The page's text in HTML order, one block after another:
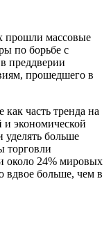
прошли массовые
по борьбе с
преддверии
прошедшего в
как часть тренда на
и экономической
уделять больше
торговли
около 24% мировых
вдвое больше, чем в